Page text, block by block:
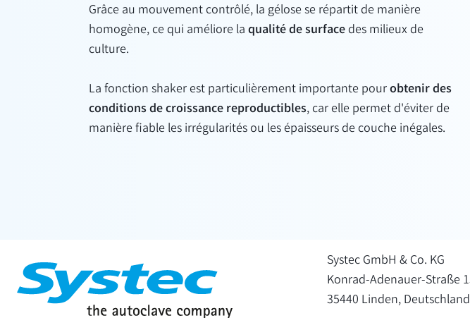
Grâce au mouvement contrôlé, la gélose se répartit de manière
homogène, ce qui améliore laqualité de surfacedes milieux de
culture.
La fonction shaker est particulièrement importante pourobtenir des
conditions de croissance reproductibles, car elle permet d'éviter de
manière fiable les irrégularités ou les épaisseurs de couche inégales.
Systec GmbH & Co. KG
Konrad-Adenauer-Straße
35440 Linden, Deutschland